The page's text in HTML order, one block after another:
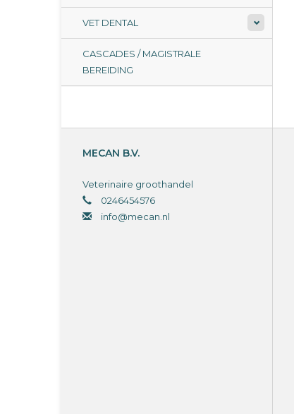
VET DENTAL
CASCADES / MAGISTRALE
BEREIDING
MECAN B.V.
Veterinaire groothandel
0246454576
info@mecan.nl